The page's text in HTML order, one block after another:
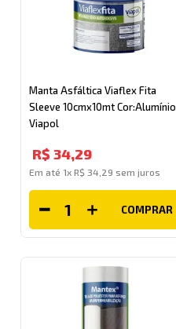
Manta Asfáltica Viaflex Fita
Sleeve 10cmx10mt Cor:Alumínio
Viapol
R$ 34,29
Em até 1x R$ 34 29 sem juros
COMPRAR